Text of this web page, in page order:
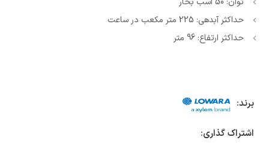
حداکثر آبدهی: 225 متر مکعب در ساعت
حداکثر ارتفاع: 96 متر
برند:
اشتراک گذاری: